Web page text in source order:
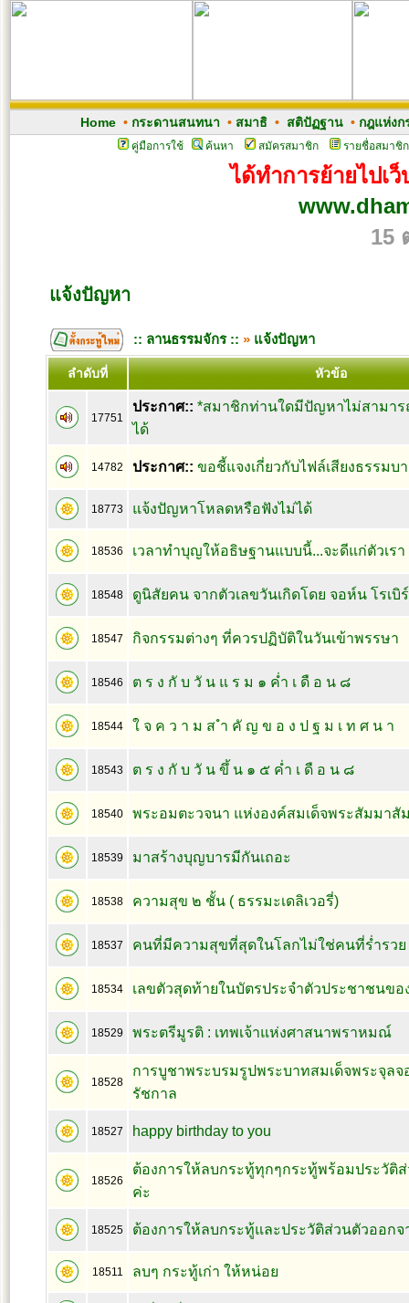
Home• กระดานสนทนา • สมาธิ• สติปัฏฐาน• กฎแห่งก
คู่มือการใช้ ค้นหา สมัครสมาชิก รายชื่อสมาชิก
ได้ทำการย้ายไปเ
15
แจ้งปัญหา
:: ลานธรรมจักร :: » แจ้งปัญหา
ลำดับที่ หัวข้อ
17751
ประกาศ:: *สมาชิกท่านใดมีปัญหาไม่สามาร
ได้
14782 ประกาศ:: ขอชี้แจงเกี่ยวกับไฟล์เสียงธรรมบ
18773 แจ้งปัญหาโหลดหรือฟังไม่ได้
18536 เวลาทำบุญให้อธิษฐานแบบนี้...จะดีแก่ตัวเรา
18548 ดูนิสัยคน จากตัวเลขวันเกิดโดย จอห์น โรเบิ
18547 กิจกรรมต่างๆ ที่ควรปฏิบัติในวันเข้าพรรษา
18546 ต ร ง กั บ วั น แ ร ม ๑ ค่ำ เ ดื อ น ๘
18544 ใ จ ค ว า ม ส ำ คั ญ ข อ ง ป ฐ ม เ ท ศ น า
18543 ต ร ง กั บ วั น ขึ้ น ๑ ๕ ค่ำ เ ดื อ น ๘
18540 พระอมตะวจนา แห่งองค์สมเด็จพระสัมมาสั
18539 มาสร้างบุญบารมีกันเถอะ
18538 ความสุข ๒ ชั้น ( ธรรมะเดลิเวอรี่)
18537 คนที่มีความสุขที่สุดในโลกไม่ใช่คนที่ร่ำรวย
18534 เลขตัวสุดท้ายในบัตรประจำตัวประชาชนข
18529 พระตรีมูรติ : เทพเจ้าแห่งศาสนาพราหมณ์
18528
การบูชาพระบรมรูปพระบาทสมเด็จพระจุลจ
รัชกาล
18527 happy birthday to you
18526
ต้องการให้ลบกระทู้ทุกๆกระทู้พร้อมประวัติ
ค่ะ
18525 ต้องการให้ลบกระทู้และประวัติส่วนตัวออกจ
18511 ลบๆ กระทู้เก่า ให้หน่อย